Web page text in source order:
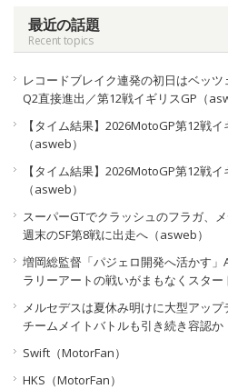
最近の話題
Recent topics
レコードブレイク連発の初日はベッ
Q2直接進出／第12戦イギリスGP（
【タイム結果】2026MotoGP第12戦
（asweb）
【タイム結果】2026MotoGP第12戦
（asweb）
スーパーGTでクラッシュのフラガ、
週末のSF第8戦に出走へ（asweb）
増岡総監督「パジェロ開発へ活かす」
ラリーアートの戦いがまもなくスター
メルセデスは夏休み明けに大型アップ
チームメイトバトルも引き続き容認か
Swift（MotorFan）
HKS（MotorFan）